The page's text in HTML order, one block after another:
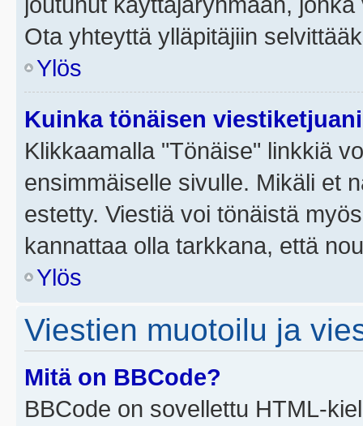
Ota yhteyttä ylläpitäjiin
Ylös
Kuinka tönäisen
Klikkaamalla "Tönäise" linkkiä
ensimmäiselle sivulle. Mikäli et
estetty. Viestiä voi tönäistä
kannattaa olla tarkkana, että
Ylös
Viestien muotoilu ja
Mitä on BBCode?
BBCode on sovellettu HTML-